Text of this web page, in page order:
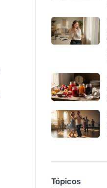
Tópicos